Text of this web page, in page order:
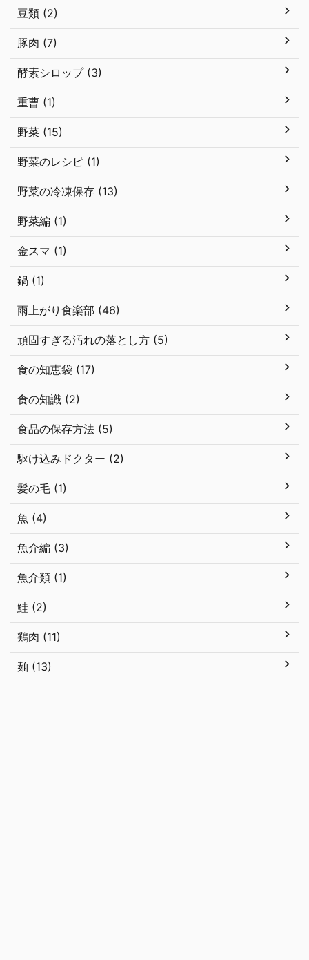
豆類 (2)
豚肉 (7)
酵素シロップ (3)
重曹 (1)
野菜 (15)
野菜のレシピ (1)
野菜の冷凍保存 (13)
野菜編 (1)
金スマ (1)
鍋 (1)
雨上がり食楽部 (46)
頑固すぎる汚れの落とし方 (5)
食の知恵袋 (17)
食の知識 (2)
食品の保存方法 (5)
駆け込みドクター (2)
髪の毛 (1)
魚 (4)
魚介編 (3)
魚介類 (1)
鮭 (2)
鶏肉 (11)
麺 (13)